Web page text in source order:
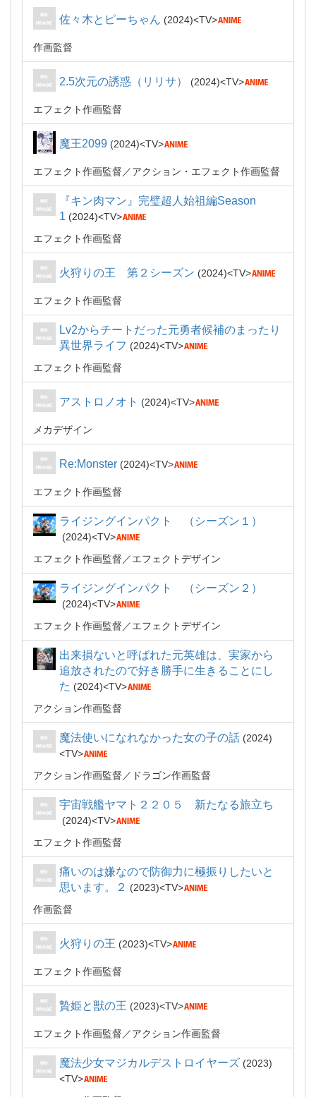
佐々木とピーちゃん 2024 TV
作画監督
2.5次元の誘惑（リリサ） 2024 TV
エフェクト作画監督
魔王2099 2024 TV
エフェクト作画監督 アクション・エフェクト作画監督
『キン肉マン』完璧超人始祖編Season
1
2024
TV
エフェクト作画監督
火狩りの王 第２シーズン 2024 TV
エフェクト作画監督
Lv2からチートだった元勇者候補のまったり
異世界ライフ
2024
TV
エフェクト作画監督
アストロノオト 2024 TV
メカデザイン
Re:Monster 2024 TV
エフェクト作画監督
ライジングインパクト （シーズン１）
2024
TV
エフェクト作画監督
エフェクトデザイン
ライジングインパクト （シーズン２）
2024
TV
エフェクト作画監督
エフェクトデザイン
出来損ないと呼ばれた元英雄は、実家から
追放されたので好き勝手に生きることにし
た
2024
TV
アクション作画監督
魔法使いになれなかった女の子の話
2024
TV
アクション作画監督
ドラゴン作画監督
宇宙戦艦ヤマト２２０５ 新たなる旅立ち
2024
TV
エフェクト作画監督
痛いのは嫌なので防御力に極振りしたいと
思います。２
2023
TV
作画監督
火狩りの王 2023 TV
エフェクト作画監督
贄姫と獣の王 2023 TV
エフェクト作画監督 アクション作画監督
魔法少女マジカルデストロイヤーズ
2023
TV